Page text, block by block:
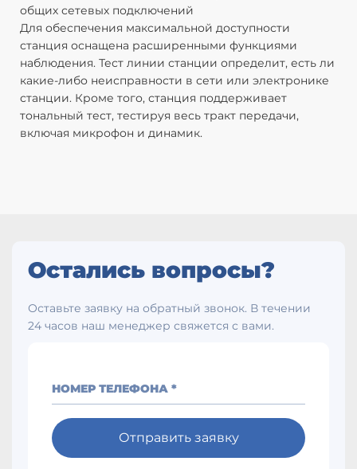
общих сетевых подключений
Для обеспечения максимальной доступности
станция оснащена расширенными функциями
наблюдения. Тест линии станции определит, есть ли
какие-либо неисправности в сети или электронике
станции. Кроме того, станция поддерживает
тональный тест, тестируя весь тракт передачи,
включая микрофон и динамик.
Остались вопросы?
Оставьте заявку на обратный звонок. В течении
24 часов наш менеджер свяжется с вами.
НОМЕР ТЕЛЕФОНА *
Отправить заявку